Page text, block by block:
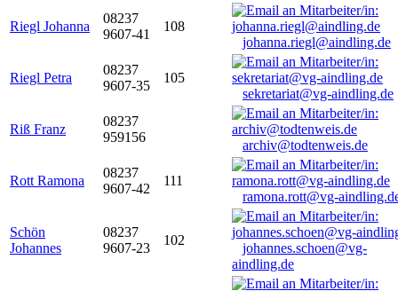
Riegl Johanna
08237
9607-41
108
johanna.riegl@aindling.de
Riegl Petra
08237
9607-35
105
sekretariat@vg-aindling.de
Riß Franz
08237
959156
archiv@todtenweis.de
Rott Ramona
08237
9607-42
111
ramona.rott@vg-
Schön
Johannes
08237
9607-23
102
johannes.schoen@vg-
aindling.de